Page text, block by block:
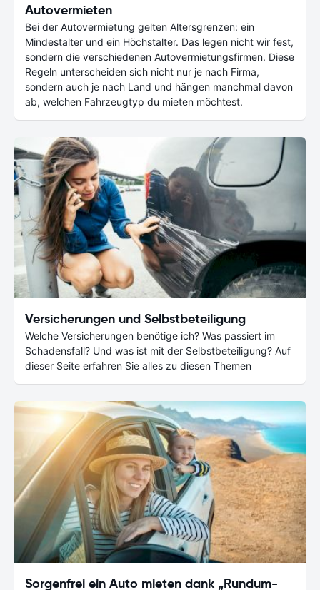
Autovermieten
Bei der Autovermietung gelten Altersgrenzen: ein
Mindestalter und ein Höchstalter. Das legen nicht wir fest,
sondern die verschiedenen Autovermietungsfirmen. Diese
Regeln unterscheiden sich nicht nur je nach Firma,
sondern auch je nach Land und hängen manchmal davon
ab, welchen Fahrzeugtyp du mieten möchtest.
Versicherungen und Selbstbeteiligung
Welche Versicherungen benötige ich? Was passiert im
Schadensfall? Und was ist mit der Selbstbeteiligung? Auf
dieser Seite erfahren Sie alles zu diesen Themen
Sorgenfrei ein Auto mieten dank „Rundum-